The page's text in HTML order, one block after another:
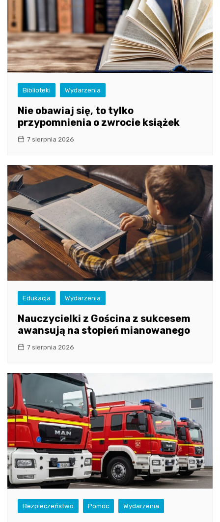
Biblioteki Wydarzenia
Nie obawiaj się, to tylko
przypomnienia o zwrocie książek
7 sierpnia 2026
Edukacja Wydarzenia
Nauczycielki z Gościna z sukcesem
awansują na stopień mianowanego
7 sierpnia 2026
Bezpieczeństwo Pomoc Wydarzenia